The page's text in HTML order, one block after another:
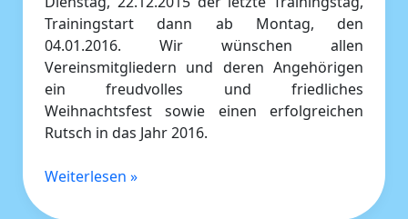
Trainingstart dann ab Montag, den
04.01.2016. Wir wünschen allen
Vereinsmitgliedern und deren Angehörigen
ein freudvolles und friedliches
Weihnachtsfest sowie einen erfolgreichen
Rutsch in das Jahr 2016.
Weiterlesen »